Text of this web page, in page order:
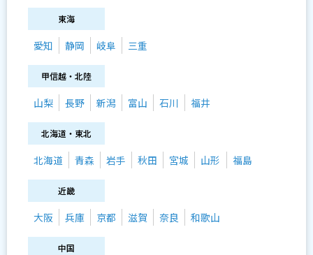
東海
愛知 静岡 岐阜 三重
甲信越・北陸
山梨 長野 新潟 富山 石川 福井
北海道・東北
北海道 青森 岩手 秋田 宮城 山形 福島
近畿
大阪 兵庫 京都 滋賀 奈良 和歌山
中国